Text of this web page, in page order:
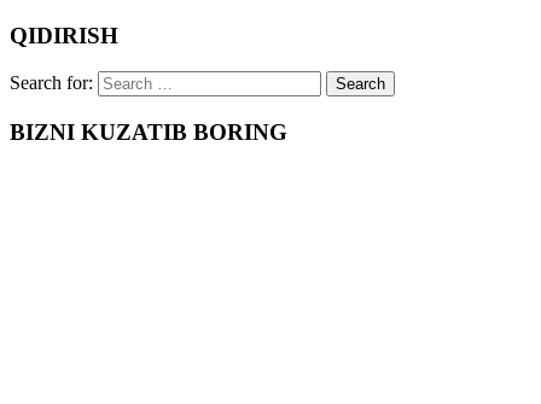
QIDIRISH
Search for:
BIZNI KUZATIB BORING